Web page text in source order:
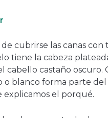
cubrirse las canas con
tiene la cabeza
cabello castaño oscuro.
o blanco forma parte
el porqué.